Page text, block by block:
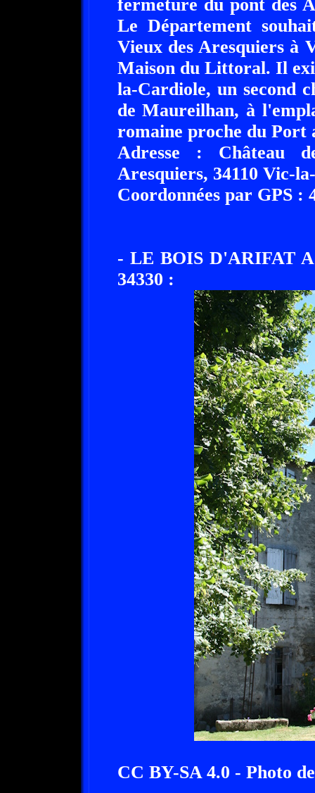
fermeture du pont des
Le Département
Vieux des Aresquiers à
Maison du Littoral. Il
la-Cardiole, un second
de Maureilhan, à
romaine proche du Port
Adresse : Château
Aresquiers, 34110 Vic-
Coordonnées par GPS :
- LE BOIS D'ARIFAT
34330 :
CC BY-SA 4.0 - Photo